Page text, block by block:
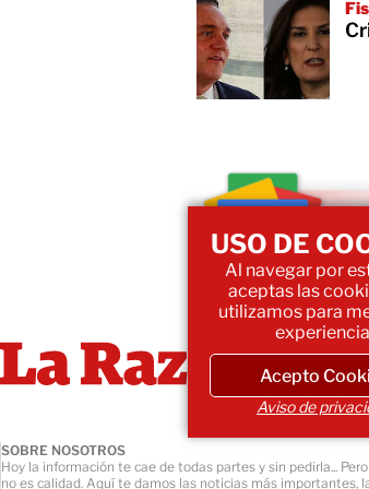
SOBRE NOSOTROS
Hoy la información te cae de todas partes y sin pedirla...
no es calidad. Aquí te damos las noticias más importantes,
USO DE
Al navegar por
aceptas las
utilizamos para
Acepto
Aviso de